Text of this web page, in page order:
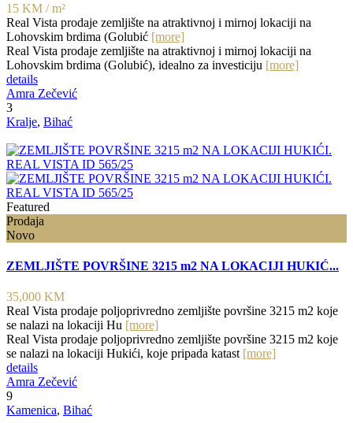
15 KM / m²
Real Vista prodaje zemljište na atraktivnoj i mirnoj lokaciji na
Lohovskim brdima (Golubić [more]
Real Vista prodaje zemljište na atraktivnoj i mirnoj lokaciji na
Lohovskim brdima (Golubić), idealno za investiciju [more]
details
Amra Zečević
3
Kralje, Bihać
Featured
Prodaja
Novo
ZEMLJIŠTE POVRŠINE 3215 m2 NA LOKACIJI HUKIĆ...
35,000 KM
Real Vista prodaje poljoprivredno zemljište površine 3215 m2 koje
se nalazi na lokaciji Hu [more]
Real Vista prodaje poljoprivredno zemljište površine 3215 m2 koje
se nalazi na lokaciji Hukići, koje pripada katast [more]
details
Amra Zečević
9
Kamenica, Bihać